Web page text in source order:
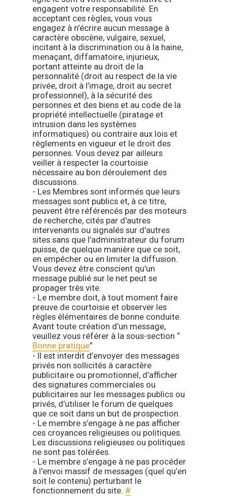
engagent votre responsabilité. En
acceptant ces règles, vous vous
engagez à n'écrire aucun message à
caractère obscène, vulgaire, sexuel,
incitant à la discrimination ou à la haine,
menaçant, diffamatoire, injurieux,
portant atteinte au droit de la
personnalité (droit au respect de la vie
privée, droit à l’image, droit au secret
professionnel), à la sécurité des
personnes et des biens et au code de la
propriété intellectuelle (piratage et
intrusion dans les systèmes
informatiques) ou contraire aux lois et
règlements en vigueur et le droit des
personnes. Vous devez par ailleurs
veiller à respecter la courtoisie
nécessaire au bon déroulement des
discussions.
- Les Membres sont informés que leurs
messages sont publics et, à ce titre,
peuvent être référencés par des moteurs
de recherche, cités par d'autres
intervenants ou signalés sur d'autres
sites sans que l’administrateur du forum
puisse, de quelque manière que ce soit,
en empêcher ou en limiter la diffusion.
Vous devez être conscient qu'un
message publié sur le net peut se
propager très vite.
- Le membre doit, à tout moment faire
preuve de courtoisie et observer les
règles élémentaires de bonne conduite.
Avant toute création d’un message,
veuillez vous référer à la sous-section “
Bonne pratique”
- Il est interdit d’envoyer des messages
privés non sollicités à caractère
publicitaire ou promotionnel, d’afficher
des signatures commerciales ou
publicitaires sur les messages publics ou
privés, d’utiliser le forum de quelques
que ce soit dans un but de prospection.
- Le membre s’engage à ne pas afficher
ces croyances religieuses ou politiques.
Les discussions religieuses ou politiques
ne sont pas tolérées.
- Le membre s’engage à ne pas procéder
à l'envoi massif de messages (quel qu’en
soit le contenu) perturbant le
fonctionnement du site. #